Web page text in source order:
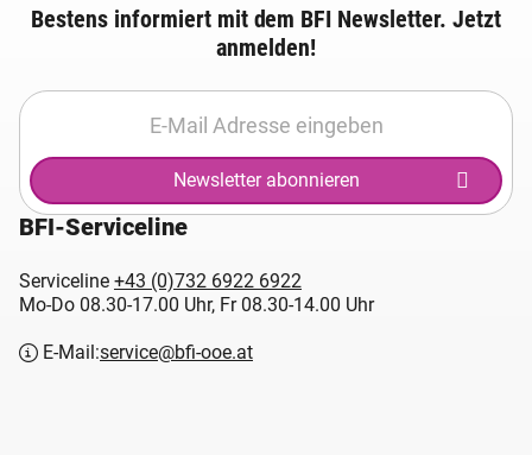
Bestens informiert mit dem BFI Newsletter. Jetzt
anmelden!
Newsletter abonnieren
BFI-Serviceline
Serviceline +43 (0)732 6922 6922
Mo-Do 08.30-17.00 Uhr, Fr 08.30-14.00 Uhr
E-Mail:service@bfi-ooe.at